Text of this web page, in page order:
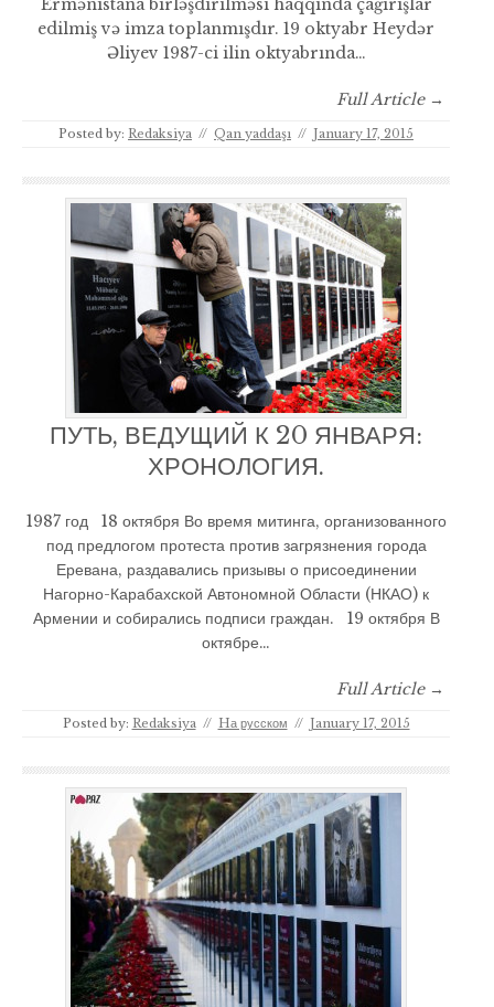
Ermənistana birləşdirilməsi haqqında çağırışlar
edilmiş və imza toplanmışdır. 19 oktyabr Heydər
Əliyev 1987-ci ilin oktyabrında…
Full Article →
Posted by: Redaksiya // Qan yaddaşı // January 17, 2015
ПУТЬ, ВЕДУЩИЙ К 20 ЯНВАРЯ:
ХРОНОЛОГИЯ.
1987 год 18 октября Во время митинга, организованного
под предлогом протеста против загрязнения города
Еревана, раздавались призывы о присоединении
Нагорно-Карабахской Автономной Области (НКАО) к
Армении и собирались подписи граждан. 19 октября В
октябре…
Full Article →
Posted by: Redaksiya // Hа русском // January 17, 2015